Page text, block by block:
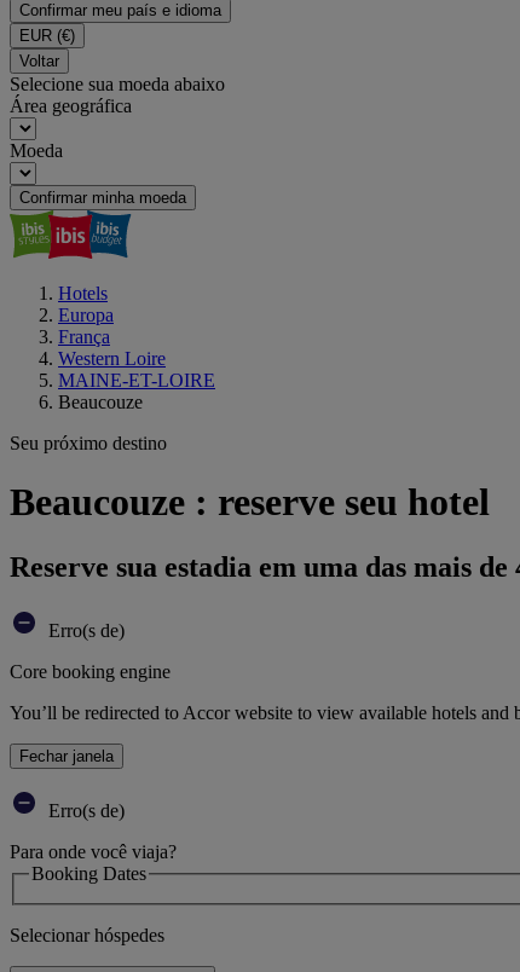
Confirmar meu país e idioma
EUR (€)
Voltar
Selecione sua moeda abaixo
Área geográfica
Moeda
Confirmar minha moeda
Hotels
Europa
França
Western Loire
MAINE-ET-LOIRE
Beaucouze
Seu próximo destino
Beaucouze : reserve seu hotel
Reserve sua estadia em uma das mais
Erro(s de)
Core booking engine
You’ll be redirected to Accor website to view available hotels and
Fechar janela
Erro(s de)
Para onde você viaja?
Booking Dates
Selecionar hóspedes